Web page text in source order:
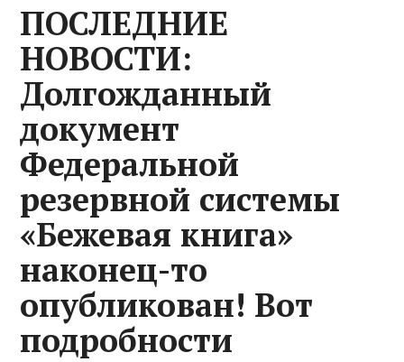
ПОСЛЕДНИЕ
НОВОСТИ:
Долгожданный
документ
Федеральной
резервной системы
«Бежевая книга»
наконец-то
опубликован! Вот
подробности